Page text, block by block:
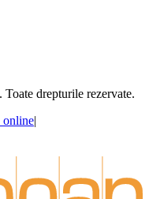
drepturile rezervate.
|